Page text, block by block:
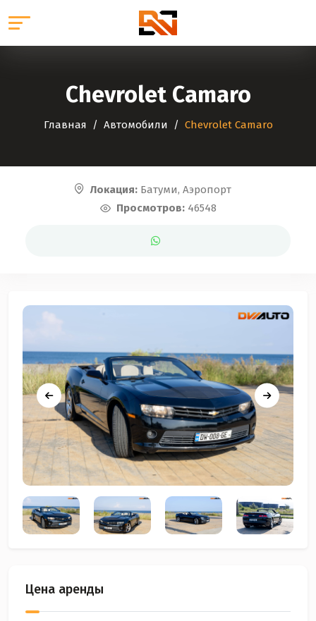
Chevrolet Camaro
Главная Автомобили Chevrolet Camaro
Локация: Батуми, Аэропорт
Просмотров: 46548
Цена аренды